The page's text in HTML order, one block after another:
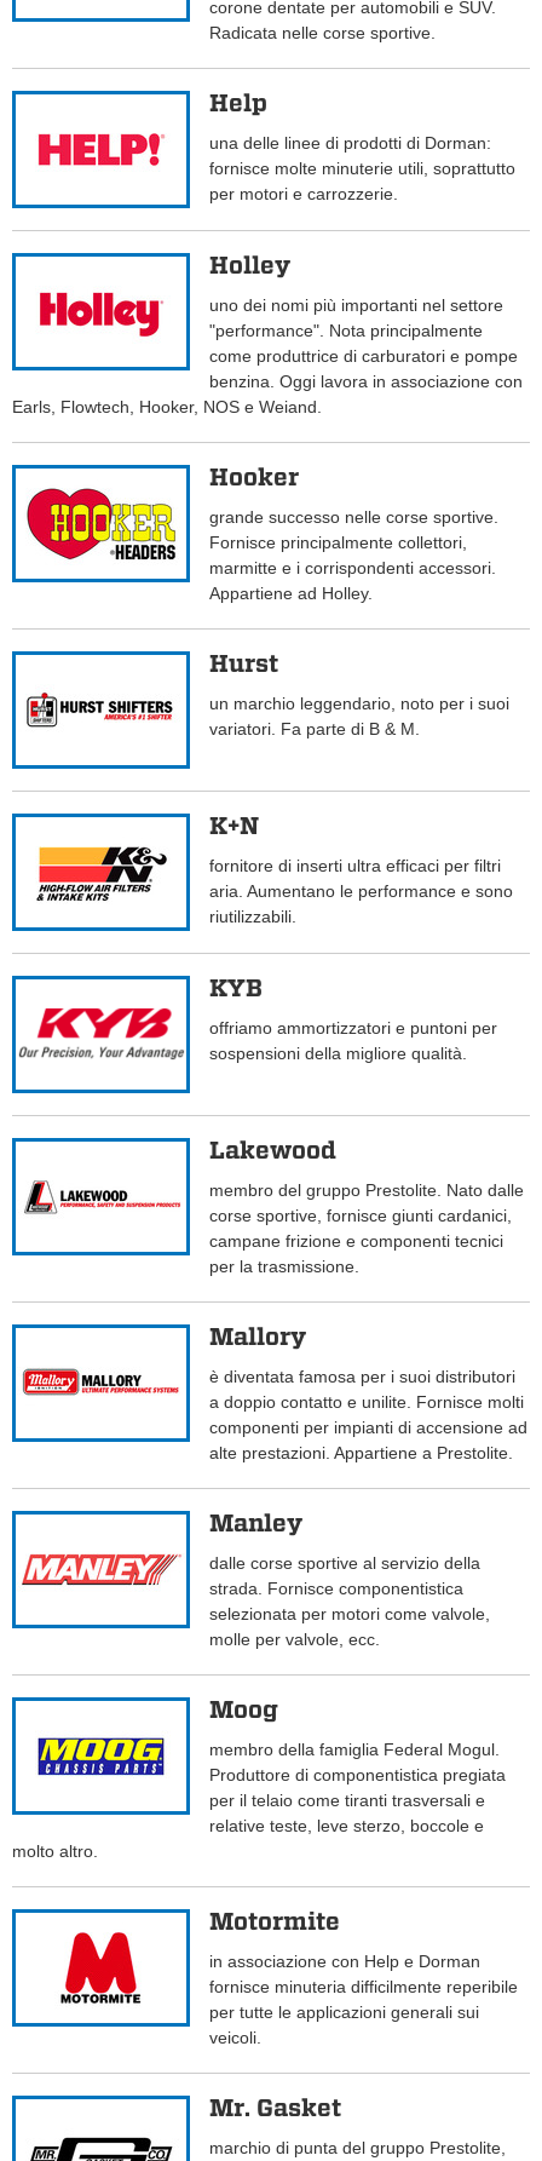
corone dentate per automobili e SUV.
Radicata nelle corse sportive.
Help
una delle linee di prodotti di Dorman:
fornisce molte minuterie utili, soprattutto
per motori e carrozzerie.
Holley
uno dei nomi più importanti nel settore
"performance". Nota principalmente
come produttrice di carburatori e pompe
benzina. Oggi lavora in associazione con
Earls, Flowtech, Hooker, NOS e Weiand.
Hooker
grande successo nelle corse sportive.
Fornisce principalmente collettori,
marmitte e i corrispondenti accessori.
Appartiene ad Holley.
Hurst
un marchio leggendario, noto per i suoi
variatori. Fa parte di B & M.
K+N
fornitore di inserti ultra efficaci per filtri
aria. Aumentano le performance e sono
riutilizzabili.
KYB
offriamo ammortizzatori e puntoni per
sospensioni della migliore qualità.
Lakewood
membro del gruppo Prestolite. Nato dalle
corse sportive, fornisce giunti cardanici,
campane frizione e componenti tecnici
per la trasmissione.
Mallory
è diventata famosa per i suoi distributori
a doppio contatto e unilite. Fornisce molti
componenti per impianti di accensione ad
alte prestazioni. Appartiene a Prestolite.
Manley
dalle corse sportive al servizio della
strada. Fornisce componentistica
selezionata per motori come valvole,
molle per valvole, ecc.
Moog
membro della famiglia Federal Mogul.
Produttore di componentistica pregiata
per il telaio come tiranti trasversali e
relative teste, leve sterzo, boccole e
molto altro.
Motormite
in associazione con Help e Dorman
fornisce minuteria difficilmente reperibile
per tutte le applicazioni generali sui
veicoli.
Mr. Gasket
marchio di punta del gruppo Prestolite,